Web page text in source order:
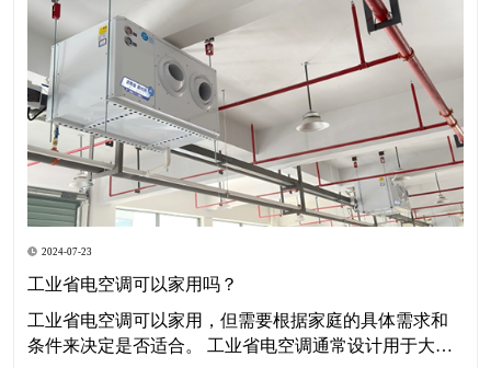
2024-07-23
工业省电空调可以家用吗？
工业省电空调可以家用，但需要根据家庭的具体需求和
条件来决定是否适合。 工业省电空调通常设计用于大型